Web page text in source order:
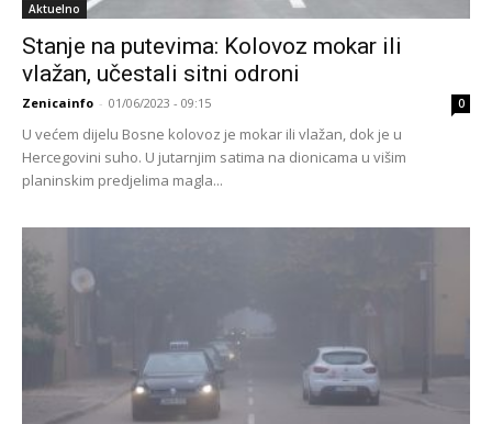
Aktuelno
Stanje na putevima: Kolovoz mokar ili
vlažan, učestali sitni odroni
Zenicainfo - 01/06/2023 - 09:15 0
U većem dijelu Bosne kolovoz je mokar ili vlažan, dok je u
Hercegovini suho. U jutarnjim satima na dionicama u višim
planinskim predjelima magla...